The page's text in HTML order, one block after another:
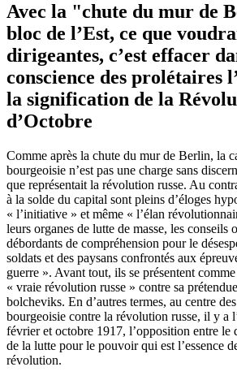
Avec la "chute du mur de
bloc de l’Est, ce que
dirigeantes, c’est effacer
conscience des prolétaires
la signification de la
d’Octobre
Comme après la chute du mur de Berlin, la
bourgeoisie n’est pas une charge sans
que représentait la révolution russe. Au
à la solde du capital sont pleins d’éloges
« l’initiative » et même « l’élan
leurs organes de lutte de masse, les conseils
débordants de compréhension pour le
soldats et des paysans confrontés aux
guerre ». Avant tout, ils se présentent
« vraie révolution russe » contre sa
bolcheviks. En d’autres termes, au centre
bourgeoisie contre la révolution russe, il y a
février et octobre 1917, l’opposition entre le
de la lutte pour le pouvoir qui est l’essence
révolution.